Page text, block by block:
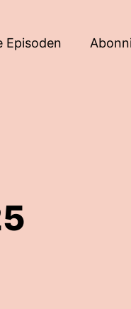
Episoden